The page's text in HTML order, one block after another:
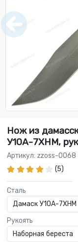
Нож из
У10А-7ХНМ,
Артикул: zzoss-0068
(5)
Сталь
Рукоять